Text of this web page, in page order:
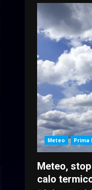
Meteo Prima
Meteo,
calo